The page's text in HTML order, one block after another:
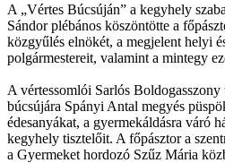
A „Vértes Búcsúján” a kegyhely
Sándor plébános köszöntötte a
közgyűlés elnökét, a megjelent helyi
polgármestereit, valamint a mintegy
A vértessomlói Sarlós
búcsújára Spányi Antal megyés
édesanyákat, a gyermekáldásra váró
kegyhely tisztelőit. A főpásztor a
a Gyermeket hordozó Szűz Mária